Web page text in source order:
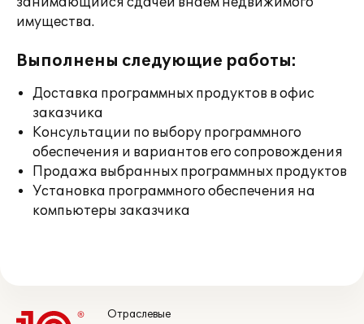
имущества.
Выполнены следующие работы:
Доставка программных продуктов в офис
заказчика
Консультации по выбору программного
обеспечения и вариантов его сопровождения
Продажа выбранных программных продуктов
Установка программного обеспечения на
компьютеры заказчика
Отраслевые